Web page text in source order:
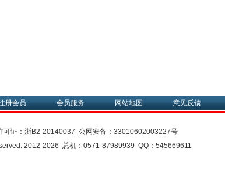
册会员 会员服务 网站地图 意见反馈
证： 浙B2-20140037 公网安备： 33010602003227号
2012-2026 总机：0571-87989939 QQ：545669611